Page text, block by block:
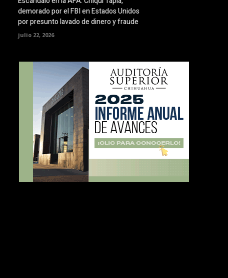
demorado por el FBI en Estados Unidos
por presunto lavado de dinero y fraude
julio 22, 2026